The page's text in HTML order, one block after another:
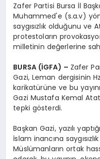
Zafer Partisi Bursa İl
Muhammed'e (s.a.v)
saygısızlık olduğunu
protestoların
milletinin değerlerine
BURSA (İGFA) – Zafer
Gazi, Leman dergisinin
karikatürüne ve bu
Gazi Mustafa Kemal
tepki gösterdi.
Başkan Gazi, yazılı
İslam inancına
Müslümanların ortak